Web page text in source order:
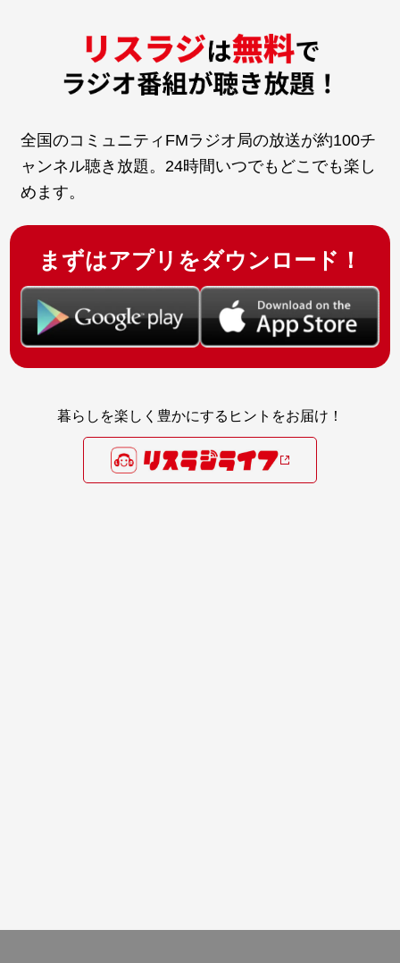
全国のコミュニティFMラジオ局の放送が約100チ
ャンネル聴き放題。24時間いつでもどこでも楽し
めます。
まずはアプリをダウンロード！
暮らしを楽しく豊かにするヒントをお届け！